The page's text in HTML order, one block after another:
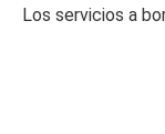
Los servicios a